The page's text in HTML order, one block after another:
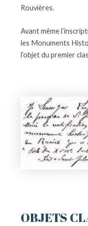
Rouvières.
Avant même
les Monuments
l’objet du premier
OBJETS